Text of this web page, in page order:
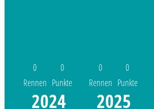
0
Rennen
0
Punkte
2024
0
Rennen
0
Punkte
2025